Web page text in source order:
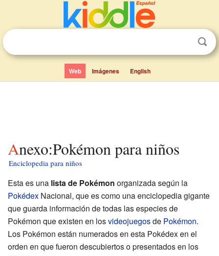
Web Imágenes English
Anexo:Pokémon para niños
Enciclopedia para niños
Esta es una lista de Pokémon organizada según la
Pokédex Nacional, que es como una enciclopedia gigante
que guarda información de todas las especies de
Pokémon que existen en losvideojuegosde Pokémon.
Los Pokémon están numerados en esta Pokédex en el
orden en que fueron descubiertos o presentados en los